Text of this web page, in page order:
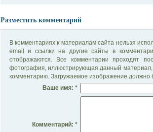
Разместить комментарий
В комментариях к материалам сайта нельзя
email и ссылки на другие сайты в
отображаются. Все комментарии проходят
фотография, иллюстрирующая данный материал,
комментарию. Загружаемое изображение должно
Ваше имя: *
Комментарий: *